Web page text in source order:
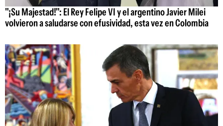
"¡Su Majestad!": El Rey Felipe VI y el argentino Javier Milei
volvieron a saludarse con efusividad, esta vez en Colombia